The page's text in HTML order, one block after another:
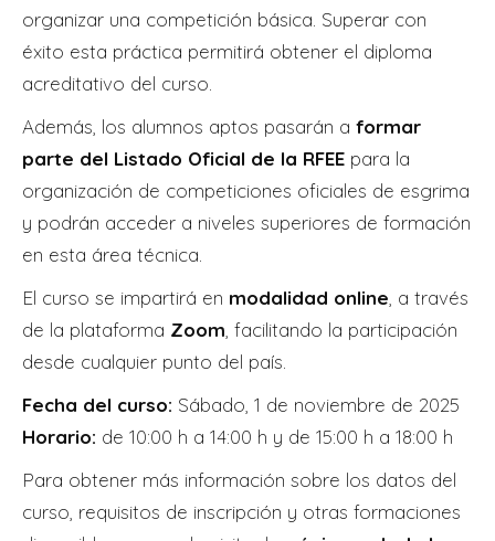
organizar una competición básica. Superar con
éxito esta práctica permitirá obtener el diploma
acreditativo del curso.
Además, los alumnos aptos pasarán a formar
parte del Listado Oficial de la RFEE para la
organización de competiciones oficiales de esgrima
y podrán acceder a niveles superiores de formación
en esta área técnica.
El curso se impartirá en modalidad online , a través
de la plataforma Zoom , facilitando la participación
desde cualquier punto del país.
Fecha del curso: Sábado, 1 de noviembre de 2025
Horario: de 10:00 h a 14:00 h y de 15:00 h a 18:00 h
Para obtener más información sobre los datos del
curso, requisitos de inscripción y otras formaciones